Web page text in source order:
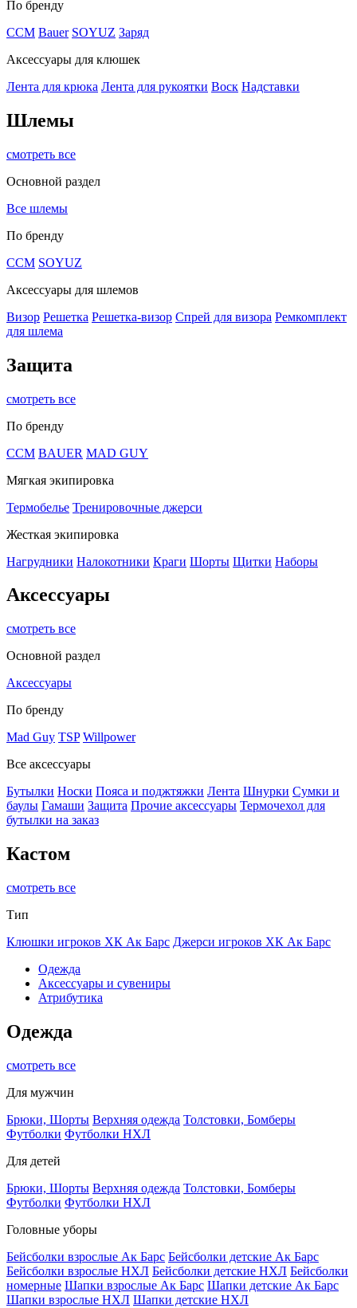
По бренду
CCM Bauer SOYUZ Заряд
Аксессуары для клюшек
Лента для крюка Лента для рукоятки Воск Надставки
Шлемы
смотреть все
Основной раздел
Все шлемы
По бренду
CCM SOYUZ
Аксессуары для шлемов
Визор Решетка Решетка-визор Спрей для визора Ремкомплект
для шлема
Защита
смотреть все
По бренду
CCM BAUER MAD GUY
Мягкая экипировка
Термобелье Тренировочные джерси
Жесткая экипировка
Нагрудники Налокотники Краги Шорты Щитки Наборы
Аксессуары
смотреть все
Основной раздел
Аксессуары
По бренду
Mad Guy TSP Willpower
Все аксессуары
Бутылки Носки Пояса и поджтяжки Лента Шнурки Сумки и
баулы Гамаши Защита Прочие аксессуары Термочехол для
бутылки на заказ
Кастом
смотреть все
Тип
Клюшки игроков ХК Ак Барс Джерси игроков ХК Ак Барс
Одежда
Аксессуары и сувениры
Атрибутика
Одежда
смотреть все
Для мужчин
Брюки, Шорты Верхняя одежда Толстовки, Бомберы
Футболки Футболки НХЛ
Для детей
Брюки, Шорты Верхняя одежда Толстовки, Бомберы
Футболки Футболки НХЛ
Головные уборы
Бейсболки взрослые Ак Барс Бейсболки детские Ак Барс
Бейсболки взрослые НХЛ Бейсболки детские НХЛ Бейсболки
номерные Шапки взрослые Ак Барс Шапки детские Ак Барс
Шапки взрослые НХЛ Шапки детские НХЛ